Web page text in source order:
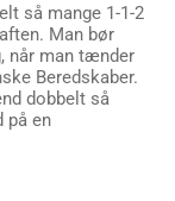
så mange 1-1-2
Man bør
når man tænder
Beredskaber.
dobbelt så
på en